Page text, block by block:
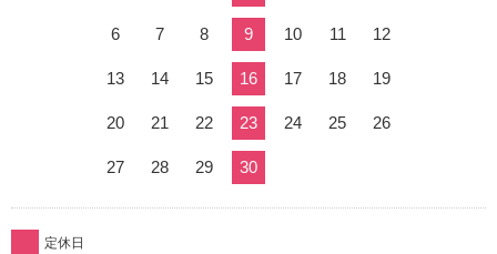
6 7 8 9 10 11 12
13 14 15 16 17 18 19
20 21 22 23 24 25 26
27 28 29 30
定休日